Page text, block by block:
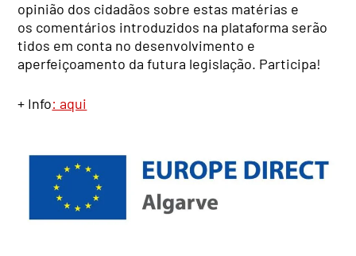
opinião dos cidadãos sobre estas matérias e
os comentários introduzidos na plataforma serão
tidos em conta no desenvolvimento e
aperfeiçoamento da futura legislação. Participa!
+ Info: aqui